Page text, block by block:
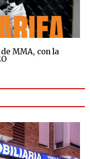
MMA, con la